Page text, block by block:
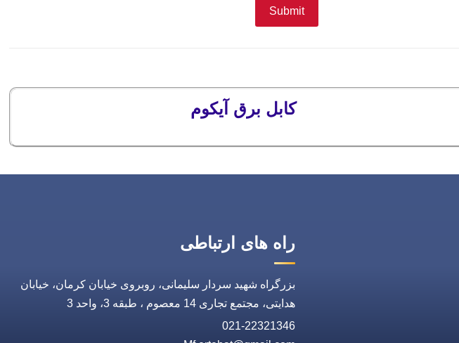
کابل برق آیکوم
راه های ارتباطی
بزرگراه شهید سردار سلیمانی، روبروی خیابان کرمان، خیابان
هدایتی، مجتمع تجاری 14 معصوم ، طبقه 3، واحد 3
021-22321346